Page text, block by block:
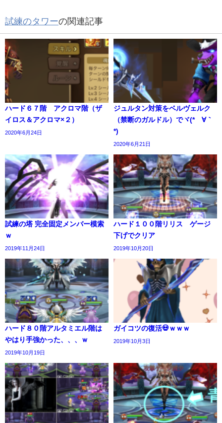
試練のタワーの関連記事
ハード６７階 アクロマ階（ザ
イロス＆アクロマ×２）
2020年6月24日
ジュルタン対策をベルヴェルク
（禁断のガルドル）でヾ(*´∀｀
*)
2020年6月21日
試練の塔 完全固定メンバー模索
ｗ
2019年11月24日
ハード１００階リリス ゲージ
下げでクリア
2019年10月20日
ハード８０階アルタミエル階は
やはり手強かった、、、ｗ
2019年10月19日
ガイコツの復活💀ｗｗｗ
2019年10月3日